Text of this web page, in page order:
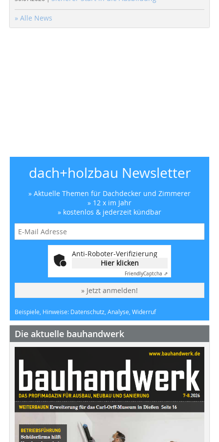
» Alle News
dach+holzbau Newsletter
» Aktuelle Themen für Dachdecker und Zimmerer
» 12 x im Jahr
» kostenlos & jederzeit kündbar
Anti-Roboter-Verifizierung
Hier klicken
FriendlyCaptcha ⇗
» Jetzt anmelden!
Beispiele, Hinweise: Datenschutz, Analyse, Widerruf
Die aktuelle bauhandwerk